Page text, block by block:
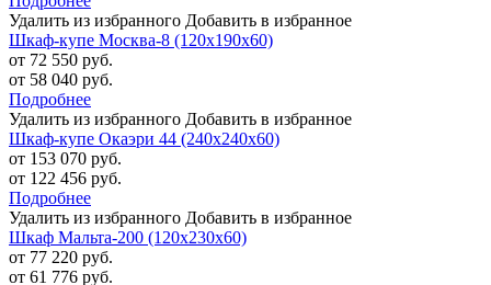
Удалить из избранного Добавить в избранное
Шкаф-купе Москва-8 (120х190х60)
от 72 550 руб.
от 58 040 руб.
Подробнее
Удалить из избранного Добавить в избранное
Шкаф-купе Окаэри 44 (240х240х60)
от 153 070 руб.
от 122 456 руб.
Подробнее
Удалить из избранного Добавить в избранное
Шкаф Мальта-200 (120х230х60)
от 77 220 руб.
от 61 776 руб.